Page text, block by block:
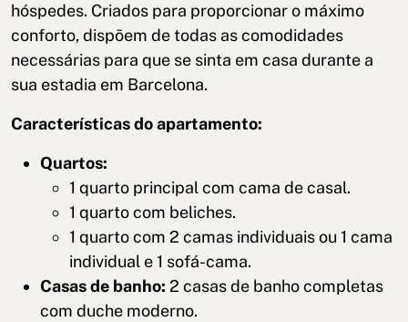
hóspedes. Criados para proporcionar o máximo
conforto, dispõem de todas as comodidades
necessárias para que se sinta em casa durante a
sua estadia em Barcelona.
Características do apartamento:
Quartos:
1 quarto principal com cama de casal.
1 quarto com beliches.
1 quarto com 2 camas individuais ou 1 cama
individual e 1 sofá-cama.
Casas de banho: 2 casas de banho completas
com duche moderno.